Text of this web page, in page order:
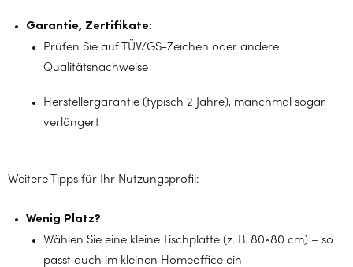
Garantie, Zertifikate:
Prüfen Sie auf TÜV/GS-Zeichen oder andere
Qualitätsnachweise
Herstellergarantie (typisch 2 Jahre), manchmal sogar
verlängert
Weitere Tipps für Ihr Nutzungsprofil:
Wenig Platz?
Wählen Sie eine kleine Tischplatte (z. B. 80×80 cm) – so
passt auch im kleinen Homeoffice ein